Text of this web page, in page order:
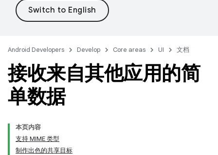
Android Developers Develop Core areas UI 文档
接收来自其他应用的简
单数据
本页内容
支持 MIME 类型
制作出色的共享目标